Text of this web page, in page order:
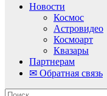
Новости
Космос
Астровидео
Космоарт
Квазары
Партнерам
✉ Обратная связь